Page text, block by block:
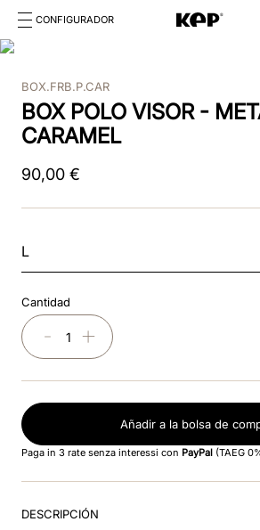
CONFIGURADOR
Cosa stai cercando?
1.cromo
2 chromo 2 0
3.frontale
6.
7.rosa
8.visera
BOX.FRB.P.CAR
BOX POLO VISOR -
CARAMEL
90,00 €
L
Cantidad
＋
－
Añadir a la bolsa de
Paga in 3 rate senza interessi con PayPal (TAEG
DESCRIPCIÓN